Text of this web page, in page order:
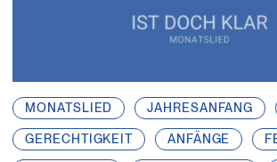
MONATSLIED JAHRESANFANG
GERECHTIGKEIT ANFÄNGE